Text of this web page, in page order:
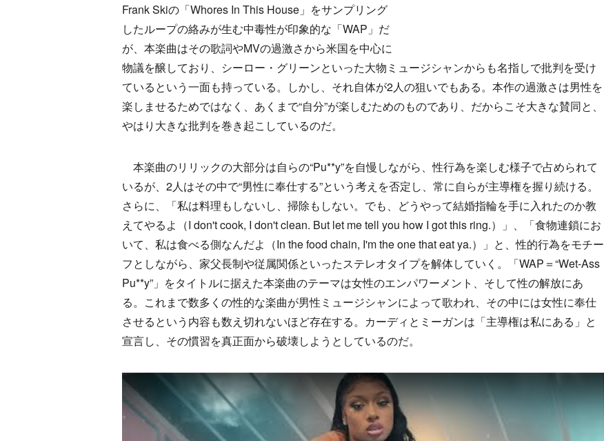
Frank Skiの「Whores In This House」をサンプリング
したループの絡みが生む中毒性が印象的な「WAP」だ
が、本楽曲はその歌詞やMVの過激さから米国を中心に
物議を醸しており、シーロー・グリーンといった大物ミュージシャンからも名指しで批判を受け
ているという一面も持っている。しかし、それ自体が2人の狙いでもある。本作の過激さは男性を
楽しませるためではなく、あくまで“自分”が楽しむためのものであり、だからこそ大きな賛同と、
やはり大きな批判を巻き起こしているのだ。
本楽曲のリリックの大部分は自らの“Pu**y”を自慢しながら、性行為を楽しむ様子で占められて
いるが、2人はその中で“男性に奉仕する”という考えを否定し、常に自らが主導権を握り続ける。
さらに、「私は料理もしないし、掃除もしない。でも、どうやって結婚指輪を手に入れたのか教
えてやるよ（I don't cook, I don't clean. But let me tell you how I got this ring.）」、「食物連鎖にお
いて、私は食べる側なんだよ（In the food chain, I'm the one that eat ya.）」と、性的行為をモチー
フとしながら、家父長制や従属関係といったステレオタイプを解体していく。「WAP＝“Wet-Ass
Pu**y”」をタイトルに据えた本楽曲のテーマは女性のエンパワーメント、そして性の解放にあ
る。これまで数多くの性的な楽曲が男性ミュージシャンによって歌われ、その中には女性に奉仕
させるという内容も数え切れないほど存在する。カーディとミーガンは「主導権は私にある」と
宣言し、その慣習を真正面から破壊しようとしているのだ。